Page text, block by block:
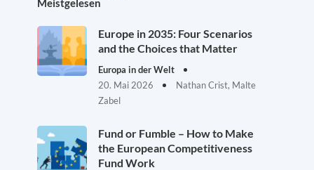
Meistgelesen
Europe in 2035: Four Scenarios
and the Choices that Matter
Europa in der Welt
20. Mai 2026
Nathan Crist, Malte
Zabel
Fund or Fumble – How to Make
the European Competitiveness
Fund Work